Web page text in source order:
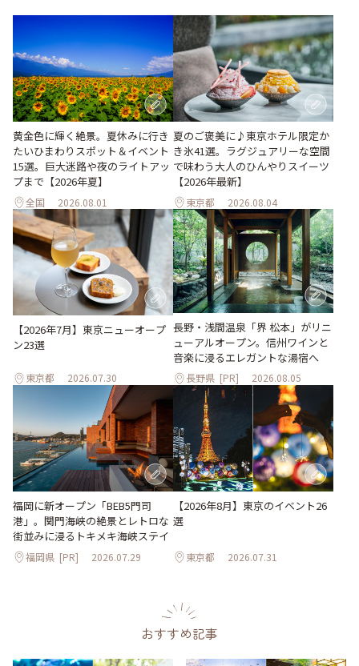
黄金色に輝く絶景。夏休みに行き
たいひまわりスポット＆イベント
15選。巨大迷路や夜のライトアッ
プまで【2026年夏】
全国 2026.08.01
夏のご褒美に♪東京ホテル限定か
き氷41選。ラグジュアリーな空間
で味わう大人のひんやりスイーツ
【2026年最新】
東京都 2026.08.04
【2026年7月】東京ニューオープ
ン23選
東京都 2026.07.30
長野・浅間温泉「界 松本」がリニ
ューアルオープン。信州ワインと
音楽に浸るエレガントな湯宿へ
長野県 [PR] 2026.08.05
福岡に新オープン「BEB5門司
港」。関門海峡の絶景とレトロな
街並みに浸るトキメキ海峡ステイ
福岡県 [PR] 2026.07.29
【2026年8月】東京のイベント26
選
東京都 2026.07.31
おすすめ記事